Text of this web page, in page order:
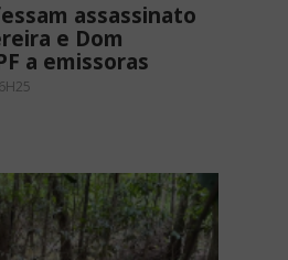
assassinato
e Dom
a emissoras